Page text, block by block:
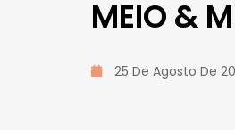
MEIO &
25 De Agosto De